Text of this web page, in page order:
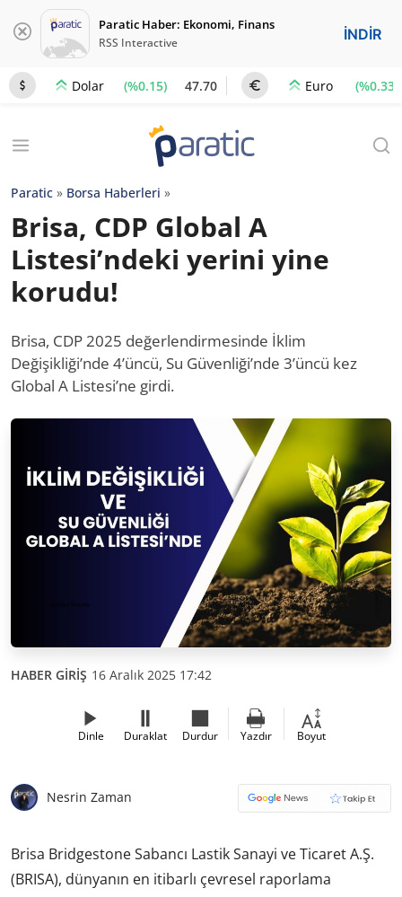
Paratic Haber: Ekonomi, Finans
RSS Interactive İNDİR
Dolar (%0.15) 47.70 Euro (%0.33)
Paratic » Borsa Haberleri »
Brisa, CDP Global A
Listesi’ndeki yerini yine
korudu!
Brisa, CDP 2025 değerlendirmesinde İklim
Değişikliği’nde 4’üncü, Su Güvenliği’nde 3’üncü kez
Global A Listesi’ne girdi.
HABER GİRİŞ 16 Aralık 2025 17:42
Dinle Duraklat Durdur Yazdır Boyut
Nesrin Zaman
Brisa Bridgestone Sabancı Lastik Sanayi ve Ticaret A.Ş.
(BRISA), dünyanın en itibarlı çevresel raporlama